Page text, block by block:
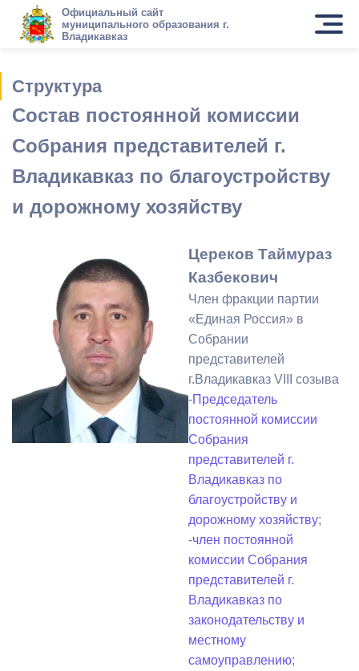
Официальный сайт
муниципального образования г.
Владикавказ
Структура
Состав постоянной комиссии
Собрания представителей г.
Владикавказ по благоустройству
и дорожному хозяйству
Цереков Таймураз
Казбекович
Член фракции партии
«Единая Россия» в
Собрании
представителей
г.Владикавказ VIII созыва
-Председатель
постоянной комиссии
Собрания
представителей г.
Владикавказ по
благоустройству и
дорожному хозяйству;
-член постоянной
комиссии Собрания
представителей г.
Владикавказ по
законодательству и
местному
самоуправлению;